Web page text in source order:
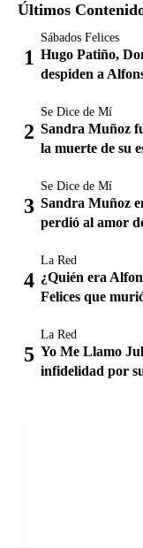
Últimos
Sábados Felices
Hugo Patiño,
despiden a
Se Dice de Mí
Sandra Muñoz
la muerte de su
Se Dice de Mí
Sandra Muñoz
perdió al amor
La Red
¿Quién era
Felices que
La Red
Yo Me Llamo
infidelidad por